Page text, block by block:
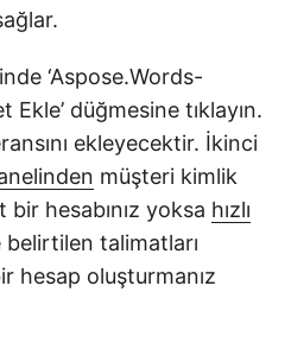
‘Aspose.Words-
Ekle’ düğmesine tıklayın.
ekleyecektir. İkinci
müşteri kimlik
hesabınız yoksa hızlı
belirtilen talimatları
hesap oluşturmanız